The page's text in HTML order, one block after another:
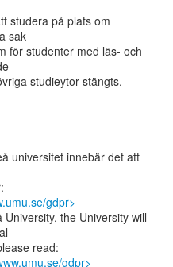
studera på plats om
sak
för studenter med läs- och
studieytor stängts.
universitet innebär det att
gdpr>
the University will
gdpr>